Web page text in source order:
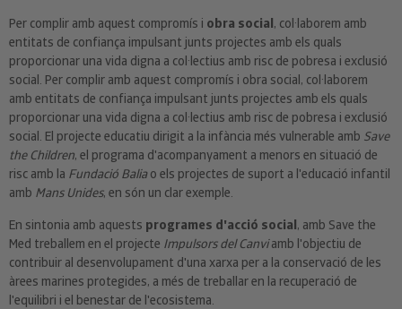
Per complir amb aquest compromís i obra social, col·laborem amb
entitats de confiança impulsant junts projectes amb els quals
proporcionar una vida digna a col·lectius amb risc de pobresa i exclusió
social. Per complir amb aquest compromís i obra social, col·laborem
amb entitats de confiança impulsant junts projectes amb els quals
proporcionar una vida digna a col·lectius amb risc de pobresa i exclusió
social. El projecte educatiu dirigit a la infància més vulnerable amb Save
the Children, el programa d'acompanyament a menors en situació de
risc amb la Fundació Baliao els projectes de suport a l'educació infantil
amb Mans Unides, en són un clar exemple.
En sintonia amb aquests programes d'acció social, amb Save the
Med treballem en el projecte Impulsors del Canviamb l'objectiu de
contribuir al desenvolupament d'una xarxa per a la conservació de les
àrees marines protegides, a més de treballar en la recuperació de
l'equilibri i el benestar de l'ecosistema.